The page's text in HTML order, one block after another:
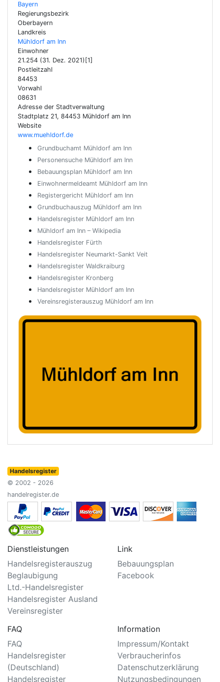
Bayern
Regierungsbezirk
Oberbayern
Landkreis
Mühldorf am Inn
Einwohner
21.254 (31. Dez. 2021)[1]
Postleitzahl
84453
Vorwahl
08631
Adresse der Stadtverwaltung
Stadtplatz 21, 84453 Mühldorf am Inn
Website
www.muehldorf.de
Grundbuchamt Mühldorf am Inn
Personensuche Mühldorf am Inn
Bebauungsplan Mühldorf am Inn
Einwohnermeldeamt Mühldorf am Inn
Registergericht Mühldorf am Inn
Grundbuchauszug Mühldorf am Inn
Handelsregister Mühldorf am Inn
Mühldorf am Inn – Wikipedia
Handelsregister Fürth
Handelsregister Neumarkt-Sankt Veit
Handelsregister Waldkraiburg
Handelsregister Kronberg
Handelsregister Mühldorf am Inn
Vereinsregisterauszug Mühldorf am Inn
Handelsregister
© 2002 - 2026
handelregister.de
Dienstleistungen
Handelsregisterauszug
Beglaubigung
Ltd.-Handelsregister
Handelsregister Ausland
Vereinsregister
Link
Bebauungsplan
Facebook
FAQ
FAQ
Handelsregister
(Deutschland)
Handelsregister
Information
Impressum/Kontakt
Verbraucherinfos
Datenschutzerklärung
Nutzungsbedingungen